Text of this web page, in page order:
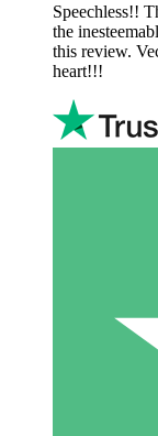
Speechless!!
the
this review.
heart!!!